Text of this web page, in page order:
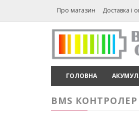
Про магазин Доставка і
ГОЛОВНА
BMS КОНТРОЛЕР